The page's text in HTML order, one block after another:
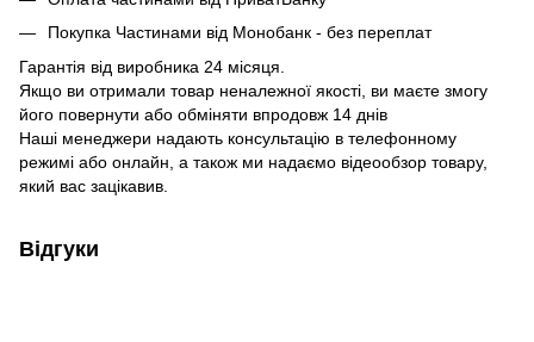
Покупка Частинами від Монобанк - без переплат
Гарантія від виробника 24 місяця.
Якщо ви отримали товар неналежної якості, ви маєте змогу
його повернути або обміняти впродовж 14 днів
Наші менеджери надають консультацію в телефонному
режимі або онлайн, а також ми надаємо відеообзор товару,
який вас зацікавив.
Відгуки